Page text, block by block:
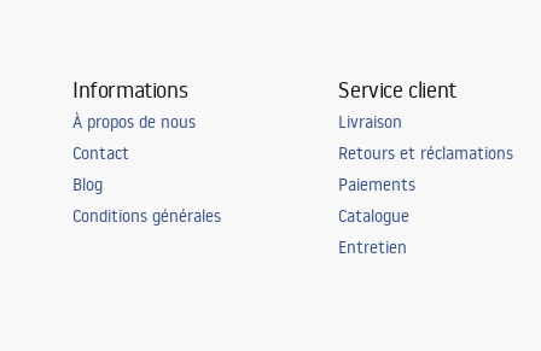
Informations
À propos de nous
Contact
Blog
Conditions générales
Service client
Livraison
Retours et réclamations
Paiements
Catalogue
Entretien